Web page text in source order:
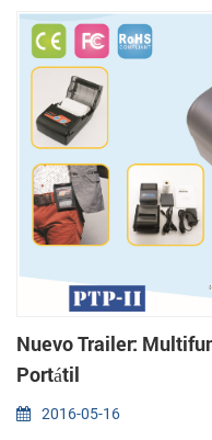
amplia gama de kiosco
Nuevo Trailer:
Portátil
2016-05-16